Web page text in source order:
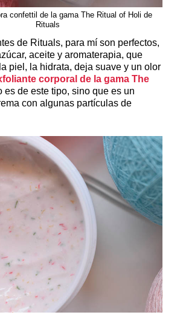
confettil de la gama The Ritual of Holi de
Rituals
de Rituals, para mí son perfectos,
aceite y aromaterapia, que
piel, la hidrata, deja suave y un olor
corporal de la gama The
es de este tipo, sino que es un
con algunas partículas de